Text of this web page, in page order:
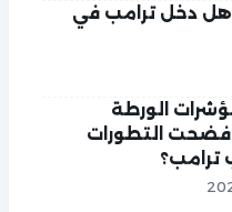
هل دخل ترامب في
الورطة
فضحت التطورات
ترامب؟